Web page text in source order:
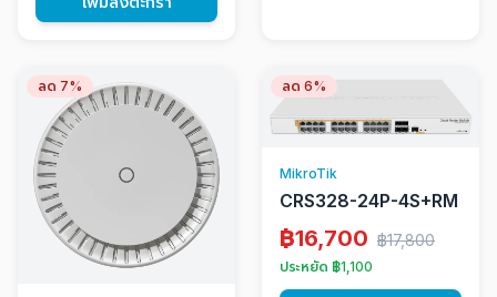
ลด 7% ลด 6%
MikroTik
CRS328-24P-4S+RM
฿16,700 ฿17,800
ประหยัด ฿1,100